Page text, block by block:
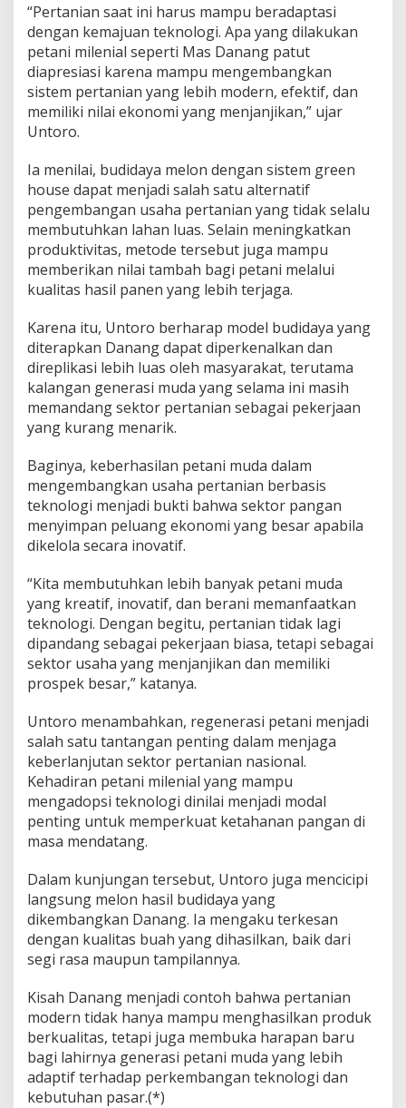
n
a
n
M
o
d
n
“Pertanian saat ini harus mampu beradaptasi
dengan kemajuan teknologi. Apa yang dilakukan
petani milenial seperti Mas Danang patut
diapresiasi karena mampu mengembangkan
sistem pertanian yang lebih modern, efektif, dan
memiliki nilai ekonomi yang menjanjikan,” ujar
Untoro.
Ia menilai, budidaya melon dengan sistem green
house dapat menjadi salah satu alternatif
pengembangan usaha pertanian yang tidak selalu
membutuhkan lahan luas. Selain meningkatkan
produktivitas, metode tersebut juga mampu
memberikan nilai tambah bagi petani melalui
kualitas hasil panen yang lebih terjaga.
Karena itu, Untoro berharap model budidaya yang
diterapkan Danang dapat diperkenalkan dan
direplikasi lebih luas oleh masyarakat, terutama
kalangan generasi muda yang selama ini masih
memandang sektor pertanian sebagai pekerjaan
yang kurang menarik.
Baginya, keberhasilan petani muda dalam
mengembangkan usaha pertanian berbasis
teknologi menjadi bukti bahwa sektor pangan
menyimpan peluang ekonomi yang besar apabila
dikelola secara inovatif.
“Kita membutuhkan lebih banyak petani muda
yang kreatif, inovatif, dan berani memanfaatkan
teknologi. Dengan begitu, pertanian tidak lagi
dipandang sebagai pekerjaan biasa, tetapi sebagai
sektor usaha yang menjanjikan dan memiliki
prospek besar,” katanya.
Untoro menambahkan, regenerasi petani menjadi
salah satu tantangan penting dalam menjaga
keberlanjutan sektor pertanian nasional.
Kehadiran petani milenial yang mampu
mengadopsi teknologi dinilai menjadi modal
penting untuk memperkuat ketahanan pangan di
masa mendatang.
Dalam kunjungan tersebut, Untoro juga mencicipi
langsung melon hasil budidaya yang
dikembangkan Danang. Ia mengaku terkesan
dengan kualitas buah yang dihasilkan, baik dari
segi rasa maupun tampilannya.
Kisah Danang menjadi contoh bahwa pertanian
modern tidak hanya mampu menghasilkan produk
berkualitas, tetapi juga membuka harapan baru
bagi lahirnya generasi petani muda yang lebih
adaptif terhadap perkembangan teknologi dan
kebutuhan pasar.(*)